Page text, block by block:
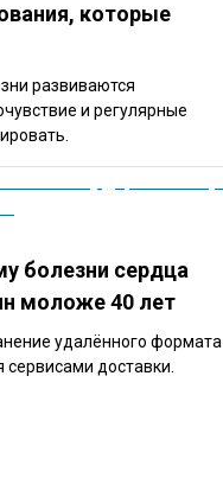
которые
развиваются
и регулярные
болезни сердца
моложе 40 лет
удалённого формата
доставки.